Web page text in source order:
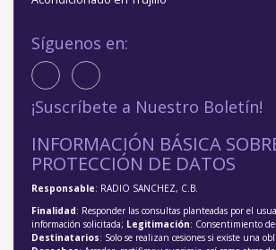
Síguenos en:
¡Suscríbete a Nuestro Boletín!
INFORMACIÓN BÁSICA
PROTECCIÓN DE DATOS
Responsable: RADIO SANCHEZ, C.B.
Finalidad: Responder las consultas planteadas por el
información solicitada; Legitimación: Consentimiento
Destinatarios: Solo se realizan cesiones si existe una